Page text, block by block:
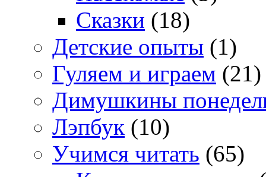
Сказки (18)
Детские опыты (1)
Гуляем и играем (21)
Димушкины
Лэпбук (10)
Учимся читать (65)